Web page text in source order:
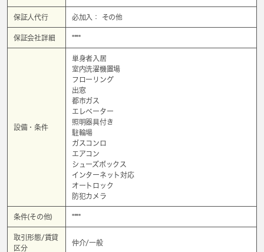
保証人代行 必加入： その他
保証会社詳細 ****
設備・条件
単身者入居
室内洗濯機置場
フローリング
出窓
都市ガス
エレベーター
照明器具付き
駐輪場
ガスコンロ
エアコン
シューズボックス
インターネット対応
オートロック
防犯カメラ
条件(その他) ****
取引形態/賃貸
区分
仲介/一般